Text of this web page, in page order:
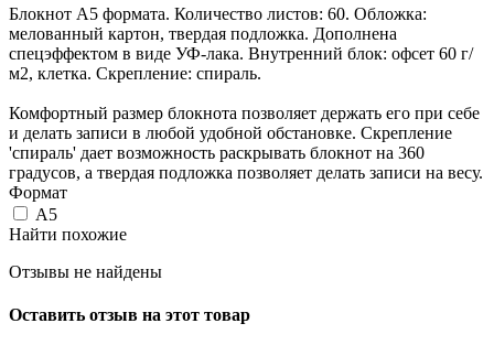
Блокнот А5 формата. Количество листов: 60. Обложка:
мелованный картон, твердая подложка. Дополнена
спецэффектом в виде УФ-лака. Внутренний блок: офсет 60 г/
м2, клетка. Скрепление: спираль.
Комфортный размер блокнота позволяет держать его при себе
и делать записи в любой удобной обстановке. Скрепление
'спираль' дает возможность раскрывать блокнот на 360
градусов, а твердая подложка позволяет делать записи на весу.
Формат
А5
Найти похожие
Отзывы не найдены
Оставить отзыв на этот товар